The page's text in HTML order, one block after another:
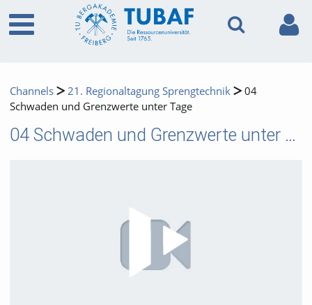
Channels 21. Regionaltagung Sprengtechnik
04
Schwaden und Grenzwerte unter Tage
04 Schwaden und Grenzwerte unter Tage